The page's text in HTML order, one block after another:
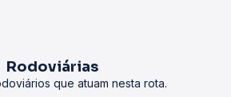
Rodoviárias
que atuam nesta rota.